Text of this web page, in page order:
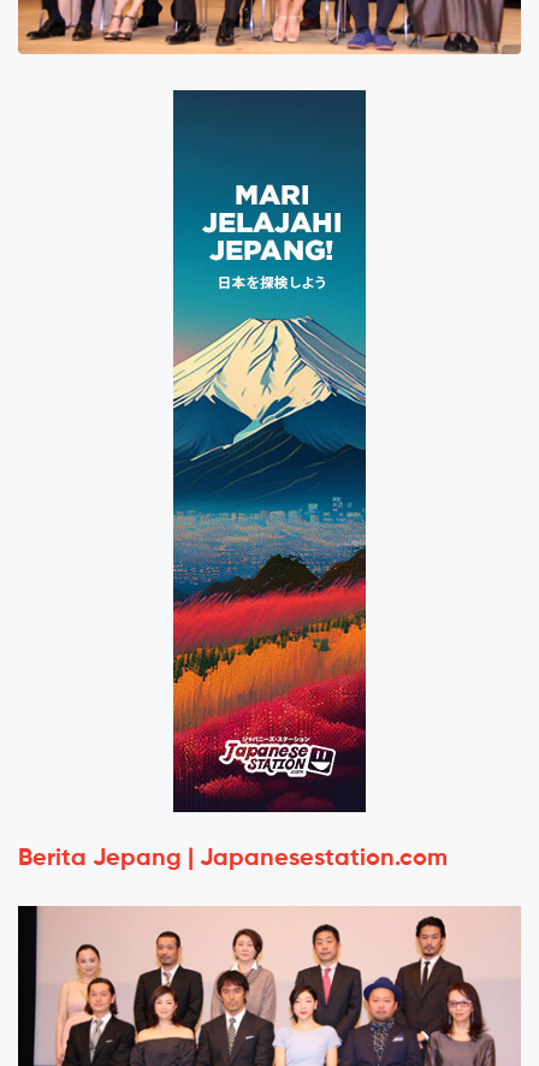
Berita Jepang | Japanesestation.com